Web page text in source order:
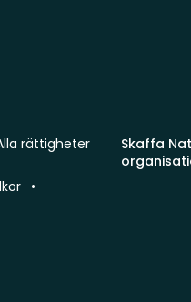
Skaffa
rättigheter